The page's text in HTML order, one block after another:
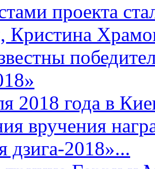
проекта
Кристина
2018 года в
вручения
дзига-2018»...